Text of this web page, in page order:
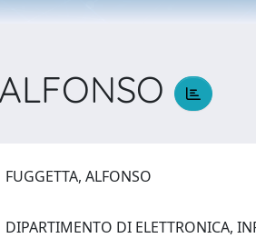
FUGGETTA, ALFONSO
DIPARTIMENTO DI ELETTRONICA,